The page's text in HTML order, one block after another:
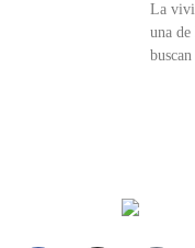
La
una de